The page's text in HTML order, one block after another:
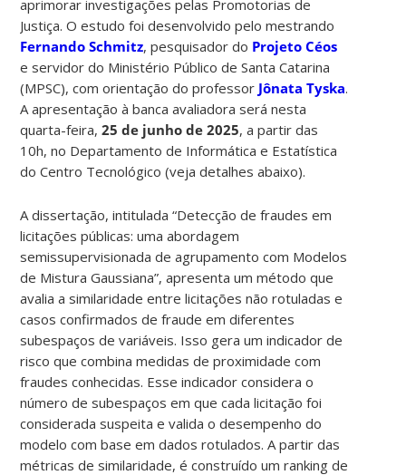
aprimorar investigações pelas Promotorias de
Justiça. O estudo foi desenvolvido pelo mestrando
Fernando Schmitz, pesquisador do Projeto Céos
e servidor do Ministério Público de Santa Catarina
(MPSC), com orientação do professor Jônata Tyska.
A apresentação à banca avaliadora será nesta
quarta-feira,25 de junho de 2025, a partir das
10h, no Departamento de Informática e Estatística
do Centro Tecnológico (veja detalhes abaixo).
A dissertação, intitulada “Detecção de fraudes em
licitações públicas: uma abordagem
semissupervisionada de agrupamento com Modelos
de Mistura Gaussiana”, apresenta um método que
avalia a similaridade entre licitações não rotuladas e
casos confirmados de fraude em diferentes
subespaços de variáveis. Isso gera um indicador de
risco que combina medidas de proximidade com
fraudes conhecidas. Esse indicador considera o
número de subespaços em que cada licitação foi
considerada suspeita e valida o desempenho do
modelo com base em dados rotulados. A partir das
métricas de similaridade, é construído um ranking de